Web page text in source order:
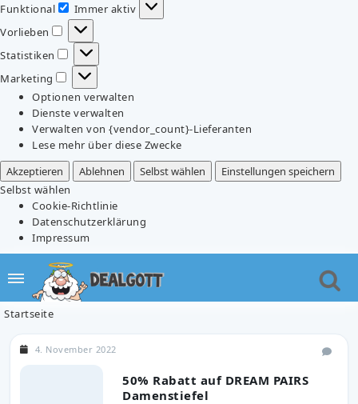
Funktional
Funktional
Immer aktiv
Vorlieben
Vorlieben
Statistiken
Statistiken
Marketing
Marketing
Optionen verwalten
Dienste verwalten
Verwalten von {vendor_count}-Lieferanten
Lese mehr über diese Zwecke
Akzeptieren
Ablehnen Selbst wählen
Einstellungen speichern
Selbst wählen
Cookie-Richtlinie
Datenschutzerklärung
Impressum
Startseite
50% Rabatt auf DREAM PAIRS
Damenstiefel
4. November 2022